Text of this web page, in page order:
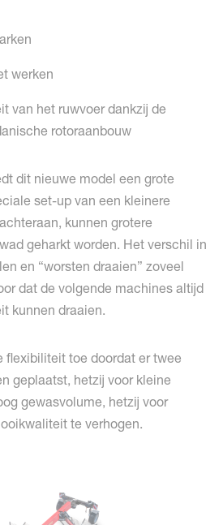
werken
van het ruwvoer dankzij de
rotoraanbouw
dit nieuwe model een grote
set-up van een kleinere
kunnen grotere
geharkt worden. Het verschil in
en “worsten draaien” zoveel
dat de volgende machines altijd
kunnen draaien.
flexibiliteit toe doordat er twee
geplaatst, hetzij voor kleine
gewasvolume, hetzij voor
te verhogen.